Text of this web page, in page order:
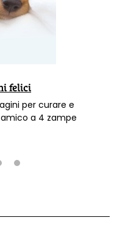
felici
per curare e
al proprio amico a 4 zampe